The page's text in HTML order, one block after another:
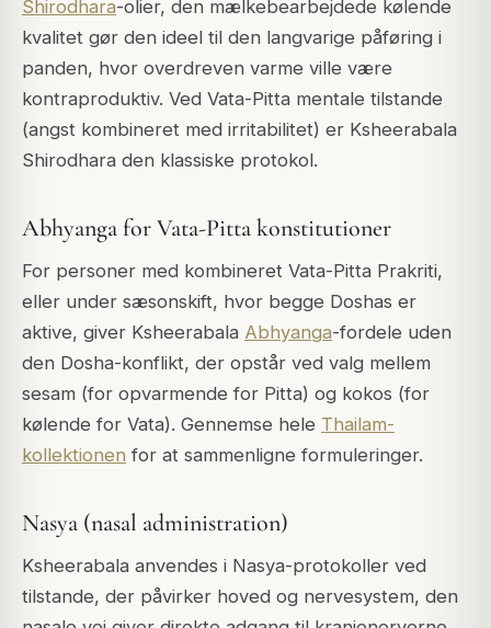
Shirodhara-olier, den mælkebearbejdede kølende
kvalitet gør den ideel til den langvarige påføring i
panden, hvor overdreven varme ville være
kontraproduktiv. Ved Vata-Pitta mentale tilstande
(angst kombineret med irritabilitet) er Ksheerabala
Shirodhara den klassiske protokol.
Abhyanga for Vata-Pitta konstitutioner
For personer med kombineret Vata-Pitta Prakriti,
eller under sæsonskift, hvor begge Doshas er
aktive, giver Ksheerabala Abhyanga-fordele uden
den Dosha-konflikt, der opstår ved valg mellem
sesam (for opvarmende for Pitta) og kokos (for
kølende for Vata). Gennemse hele Thailam-
kollektionen for at sammenligne formuleringer.
Nasya (nasal administration)
Ksheerabala anvendes i Nasya-protokoller ved
tilstande, der påvirker hoved og nervesystem, den